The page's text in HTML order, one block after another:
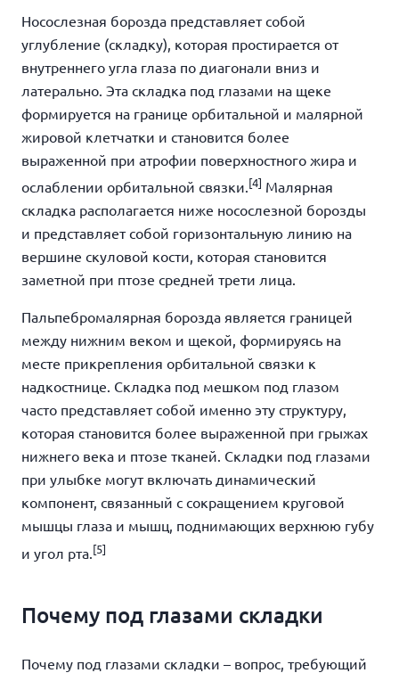
Носослезная борозда представляет собой
углубление (складку), которая простирается от
внутреннего угла глаза по диагонали вниз и
латерально. Эта складка под глазами на щеке
формируется на границе орбитальной и малярной
жировой клетчатки и становится более
выраженной при атрофии поверхностного жира и
ослаблении орбитальной связки. [4] Малярная
складка располагается ниже носослезной борозды
и представляет собой горизонтальную линию на
вершине скуловой кости, которая становится
заметной при птозе средней трети лица.
Пальпебромалярная борозда является границей
между нижним веком и щекой, формируясь на
месте прикрепления орбитальной связки к
надкостнице. Складка под мешком под глазом
часто представляет собой именно эту структуру,
которая становится более выраженной при грыжах
нижнего века и птозе тканей. Складки под глазами
при улыбке могут включать динамический
компонент, связанный с сокращением круговой
мышцы глаза и мышц, поднимающих верхнюю губу
и угол рта.[5]
Почему под глазами складки
Почему под глазами складки – вопрос, требующий